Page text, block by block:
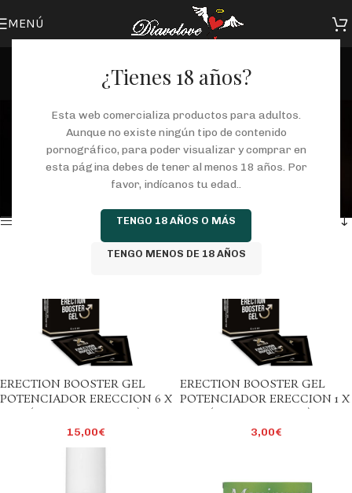
¿Tienes 18 años?
Esta web comercializa productos para adultos.
Aunque no existe ningún tipo de contenido
pornográfico, para poder visualizar y comprar en
esta página debes de tener al menos 18 años. Por
favor, indícanos tu edad..
TENGO 18 AÑOS O MÁS
TENGO MENOS DE 18 AÑOS
MENÚ
CAPSULAS ERECCIÓN
Categorías
Tienda/COSMETICA/CREMAS/PARA EL HOMBRE/
AFRODISIACOS/CAPSULAS ERECCIÓN
Mostrando los 4 resultados
Mostrar barra lateral
ERECTION BOOSTER GEL
POTENCIADOR ERECCION 6 X
15,00€
ERECTION BOOSTER GEL
POTENCIADOR ERECCION 1 X
3,00€